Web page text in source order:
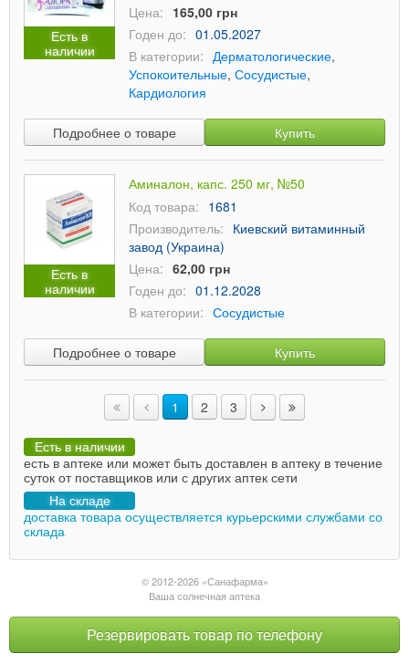
Есть в
наличии
Цена: 165,00 грн
Годен до: 01.05.2027
В категории: Дерматологические,
Успокоительные, Сосудистые,
Кардиология
Подробнее о товаре Купить
Есть в
наличии
Аминалон, капс. 250 мг, №50
Код товара: 1681
Производитель: Киевский витаминный
завод (Украина)
Цена: 62,00 грн
Годен до: 01.12.2028
В категории: Сосудистые
Подробнее о товаре Купить
1 2 3
Есть в наличии
есть в аптеке или может быть доставлен в аптеку в течение
суток от поставщиков или с других аптек сети
На складе
доставка товара осуществляется курьерскими службами со
склада
© 2012-2026 «Санафарма»
Ваша солнечная аптека
Резервировать товар по телефону